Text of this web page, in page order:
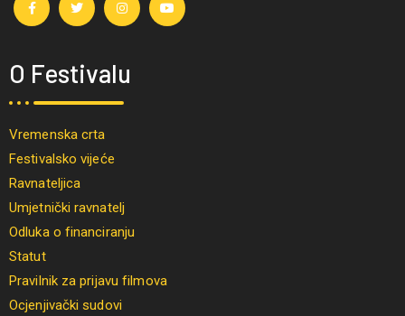
O Festivalu
Vremenska crta
Festivalsko vijeće
Ravnateljica
Umjetnički ravnatelj
Odluka o financiranju
Statut
Pravilnik za prijavu filmova
Ocjenjivački sudovi